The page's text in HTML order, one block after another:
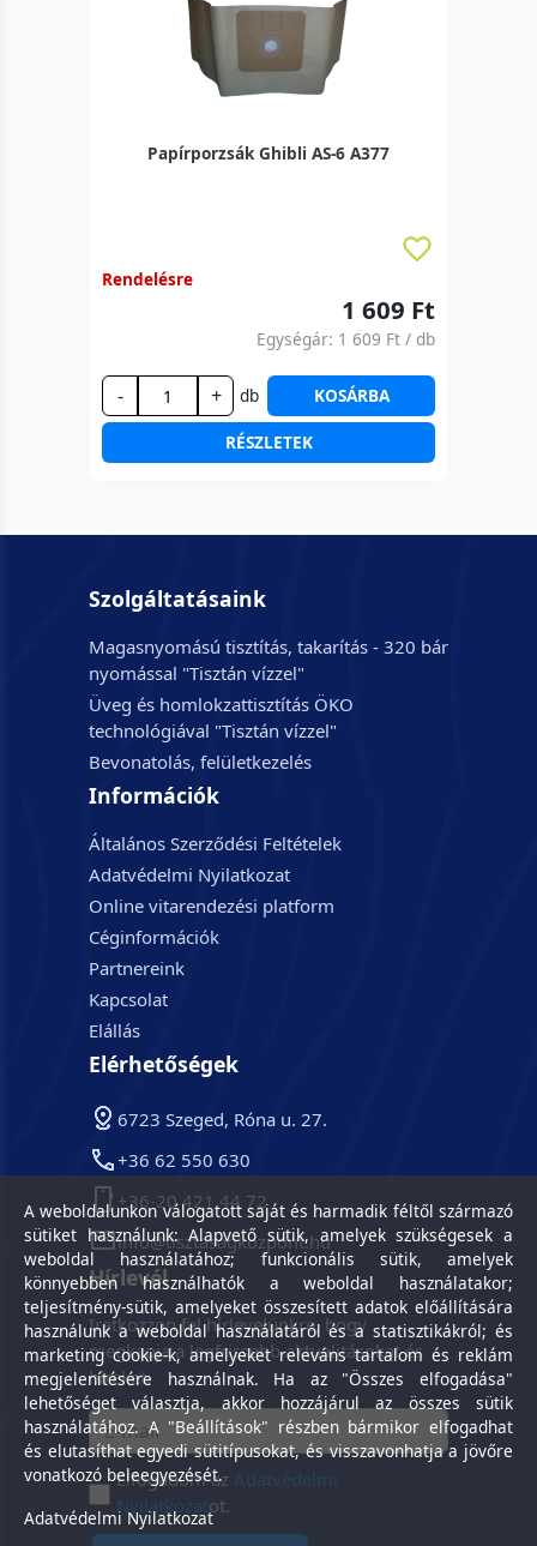
Papírporzsák Ghibli AS-6 A377
Rendelésre
1 609 Ft
Egységár: 1 609 Ft / db
- + db KOSÁRBA
RÉSZLETEK
Szolgáltatásaink
Magasnyomású tisztítás, takarítás - 320 bár
nyomással "Tisztán vízzel"
Üveg és homlokzattisztítás ÖKO
technológiával "Tisztán vízzel"
Bevonatolás, felületkezelés
Információk
Általános Szerződési Feltételek
Adatvédelmi Nyilatkozat
Online vitarendezési platform
Céginformációk
Partnereink
Kapcsolat
Elállás
Elérhetőségek
6723 Szeged, Róna u. 27.
+36 62 550 630
+36-20 421 44 72
info@tisztasagkozpont.hu
Hírlevél
Iratkozzon fel hírlevelünkre, hogy
megkapja a legfrissebb aktualitásokat és
híreket.
Elfogadom azAdatvédelmi
Nyilatkozatot.
A weboldalunkon válogatott saját és harmadik féltől származó
sütiket használunk: Alapvető sütik, amelyek szükségesek a
weboldal használatához; funkcionális sütik, amelyek
könnyebben használhatók a weboldal használatakor;
teljesítmény-sütik, amelyeket összesített adatok előállítására
használunk a weboldal használatáról és a statisztikákról; és
marketing cookie-k, amelyeket releváns tartalom és reklám
megjelenítésére használnak. Ha az "Összes elfogadása"
lehetőséget választja, akkor hozzájárul az összes sütik
használatához. A "Beállítások" részben bármikor elfogadhat
és elutasíthat egyedi sütitípusokat, és visszavonhatja a jövőre
vonatkozó beleegyezését.
Adatvédelmi Nyilatkozat